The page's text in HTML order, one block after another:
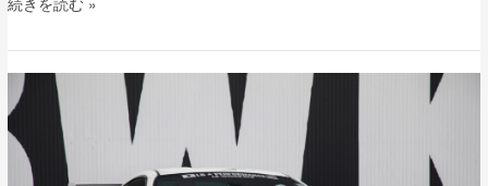
lb★nation
TOYOTA
86
White